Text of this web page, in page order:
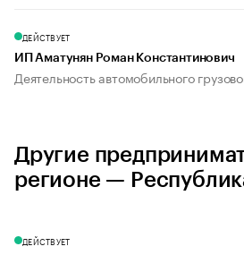
ДЕЙСТВУЕТ
ИП Аматунян Роман Константинович
Деятельность автомобильного
Другие
регионе —
ДЕЙСТВУЕТ